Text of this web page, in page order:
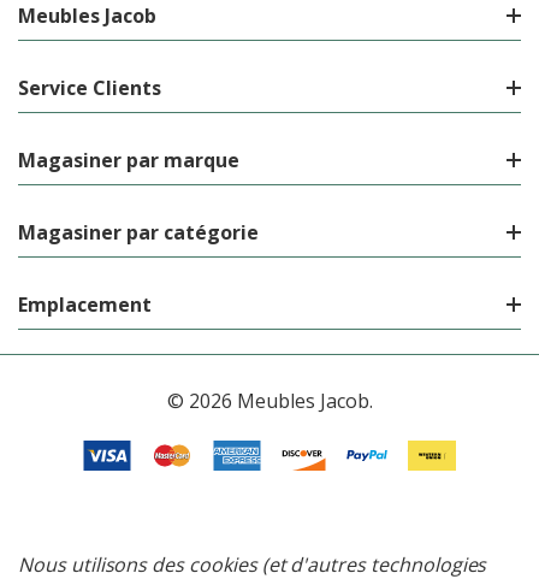
Meubles Jacob
Service Clients
Magasiner par marque
Magasiner par catégorie
Emplacement
© 2026 Meubles Jacob.
Nous utilisons des cookies (et d'autres technologies